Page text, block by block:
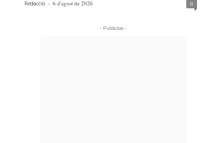
Redacció - 6 d'agost de 2026 0
- Publicitat -